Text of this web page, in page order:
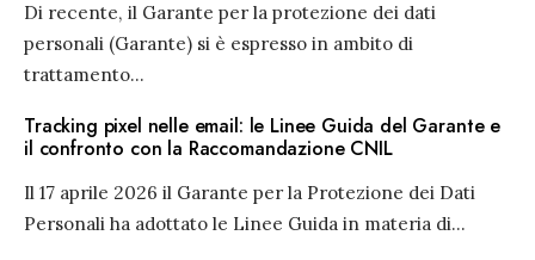
Di recente, il Garante per la protezione dei dati
personali (Garante) si è espresso in ambito di
trattamento...
Tracking pixel nelle email: le Linee Guida del Garante e
il confronto con la Raccomandazione CNIL
Il 17 aprile 2026 il Garante per la Protezione dei Dati
Personali ha adottato le Linee Guida in materia di...